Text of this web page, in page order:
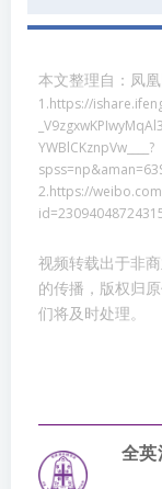
本文整理自：凤
1.https://
YWBlCKznpVw____?
2.https://
视频转载出于非
的传播，版权归
们将及时处理。
全